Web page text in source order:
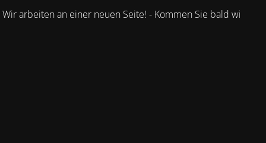
Wir arbeiten an einer neuen Seite! - Kommen Sie bald wieder.